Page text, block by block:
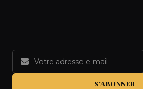
S'ABONNER